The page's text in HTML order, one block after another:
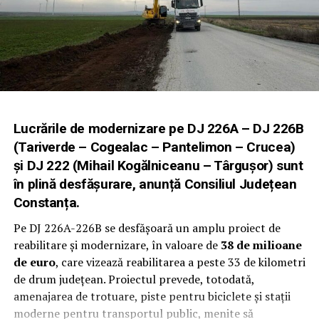
îndepărtat sau să fie integrat în procesul de reciclare
fără a afecta calitatea materialului. Aceasta înseamnă că
profilele PVC cu înfoliere nu pierd valoarea reciclabilă și
pot fi reintegrate în ciclul de producție al PVC-ului,
contribuind la economia circulară.
se folosesc aditivi toxici sau metale grele, ceea ce
permite un proces de reciclare sigur pentru mediu și
pentru operatori. Astfel, profilele PVC înfoliate
păstrează avantajele ecologice ale materialului de bază,
fără a compromite siguranța sau calitatea reciclării.
Beneficiile reciclării PVC-ului
pentru mediu și economie
Reciclarea profilelor PVC, inclusiv a celor cu înfoliere,
aduce multiple beneficii atât pentru mediu, cât și
Lucrările de modernizare pe DJ 226A – DJ 226B
(Tariverde – Cogealac – Pantelimon – Crucea)
și DJ 222 (Mihail Kogălniceanu – Târgușor) sunt
în plină desfășurare, anunță Consiliul Județean
Constanța.
Pe DJ 226A-226B se desfășoară un amplu proiect de
reabilitare și modernizare, în valoare de 38 de milioane
de euro, care vizează reabilitarea a peste 33 de kilometri
de drum județean. Proiectul prevede, totodată,
amenajarea de trotuare, piste pentru biciclete și stații
moderne pentru transportul public, menite să